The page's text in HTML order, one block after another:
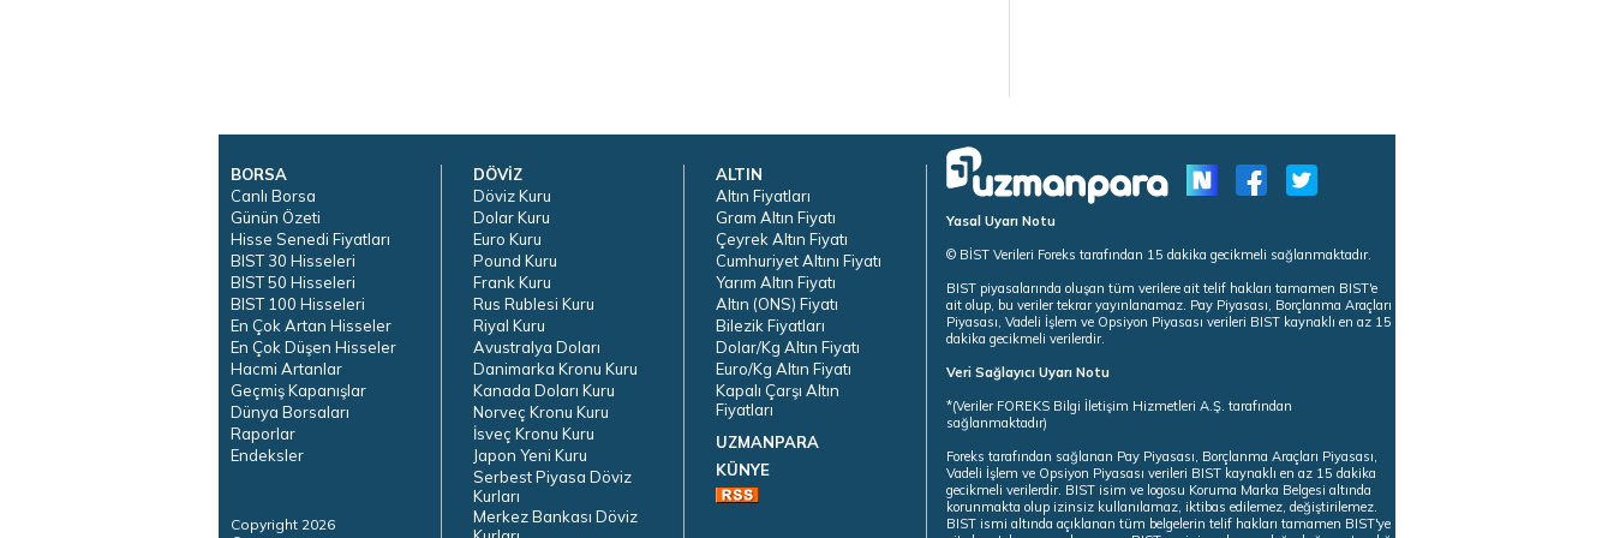
BORSA
Canlı Borsa
Günün Özeti
Hisse Senedi Fiyatları
BIST 30 Hisseleri
BIST 50 Hisseleri
BIST 100 Hisseleri
En Çok Artan Hisseler
En Çok Düşen Hisseler
Hacmi Artanlar
Geçmiş Kapanışlar
Dünya Borsaları
Raporlar
Endeksler
Copyright 2026
DÖVİZ
Döviz Kuru
Dolar Kuru
Euro Kuru
Pound Kuru
Frank Kuru
Rus Rublesi Kuru
Riyal Kuru
Avustralya Doları
Danimarka Kronu Kuru
Kanada Doları Kuru
Norveç Kronu Kuru
İsveç Kronu Kuru
Japon Yeni Kuru
Serbest Piyasa Döviz
Kurları
Merkez Bankası Döviz
ALTIN
Altın Fiyatları
Gram Altın Fiyatı
Çeyrek Altın Fiyatı
Cumhuriyet Altını Fiyatı
Yarım Altın Fiyatı
Altın (ONS) Fiyatı
Bilezik Fiyatları
Dolar/Kg Altın Fiyatı
Euro/Kg Altın Fiyatı
Kapalı Çarşı Altın
Fiyatları
UZMANPARA
KÜNYE
Yasal Uyarı Notu
© BİST Verileri Foreks tarafından 15 dakika gecikmeli sağlanmaktadır.
BIST piyasalarında oluşan tüm verilere ait telif hakları tamamen BIST'e
ait olup, bu veriler tekrar yayınlanamaz. Pay Piyasası, Borçlanma Araçları
Piyasası, Vadeli İşlem ve Opsiyon Piyasası verileri BIST kaynaklı en az 15
dakika gecikmeli verilerdir.
Veri Sağlayıcı Uyarı Notu
*(Veriler FOREKS Bilgi İletişim Hizmetleri A.Ş. tarafından
sağlanmaktadır)
Foreks tarafından sağlanan Pay Piyasası, Borçlanma Araçları Piyasası,
Vadeli İşlem ve Opsiyon Piyasası verileri BIST kaynaklı en az 15 dakika
gecikmeli verilerdir. BIST isim ve logosu Koruma Marka Belgesi altında
korunmakta olup izinsiz kullanılamaz, iktibas edilemez, değiştirilemez.
BIST ismi altında açıklanan tüm belgelerin telif hakları tamamen BIST'ye